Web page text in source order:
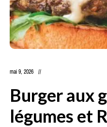
mai 9, 2026
Burger aux
légumes et